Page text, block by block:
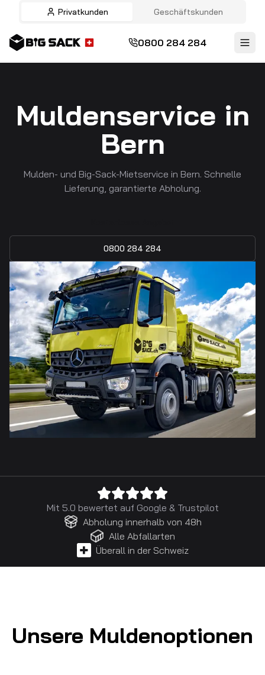
Privatkunden Geschäftskunden
0800 284 284
Muldenservice in
Bern
Mulden- und Big-Sack-Mietservice in Bern. Schnelle
Lieferung, garantierte Abholung.
0800 284 284
Mit 5.0 bewertet auf Google & Trustpilot
Abholung innerhalb von 48h
Alle Abfallarten
Überall in der Schweiz
Unsere Muldenoptionen